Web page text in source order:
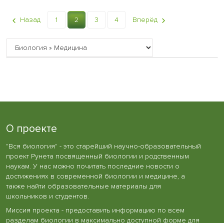
Назад 1 2 3 4 Вперёд
О проекте
"Вся биология" - это старейший научно-образовательный
проект Рунета посвященный биологии и родственным
наукам. У нас можно почитать последние новости о
достижениях в современной биологии и медицине, а
также найти образовательные материалы для
школьников и студентов.
Миссия проекта - предоставить информацию по всем
разделам биологии в максимально доступной форме для